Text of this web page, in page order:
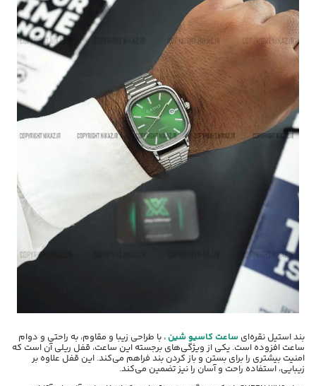
بند استیل نقره‌ای ساعت کاسیو شین، با طراحی زیبا و مقاوم، به راحتی و دوام
ساعت افزوده است. یکی از ویژگی‌های برجسته این ساعت، قفل ریلی آن است که
امنیت بیشتری را برای بستن و باز کردن بند فراهم می‌کند. این قفل علاوه بر
زیبایی، استفاده راحت و آسان را نیز تضمین می‌کند.